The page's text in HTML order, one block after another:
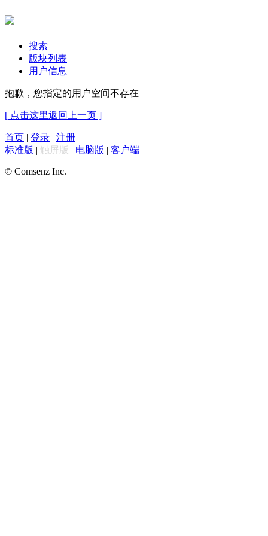
搜索
版块列表
用户信息
抱歉，您指定的用户空间不存在
[ 点击这里返回上一页 ]
首页 | 登录 | 注册
标准版 | 触屏版 | 电脑版 | 客户端
© Comsenz Inc.